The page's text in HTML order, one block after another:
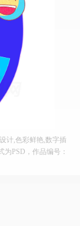
计,色彩鲜艳,数字插
为PSD，作品编号：